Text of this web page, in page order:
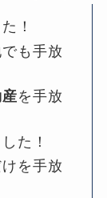
！
も手放
を手放
た！
を手放